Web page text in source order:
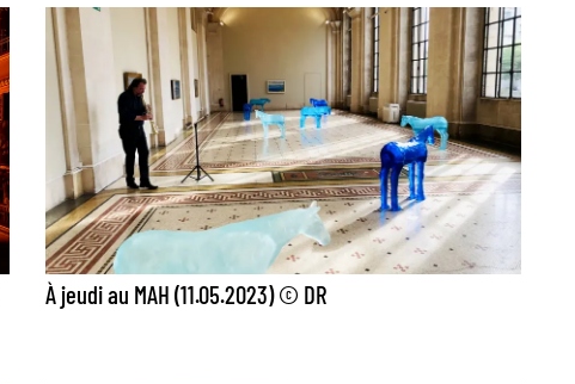
À jeudi au MAH (11.05.2023) © DR